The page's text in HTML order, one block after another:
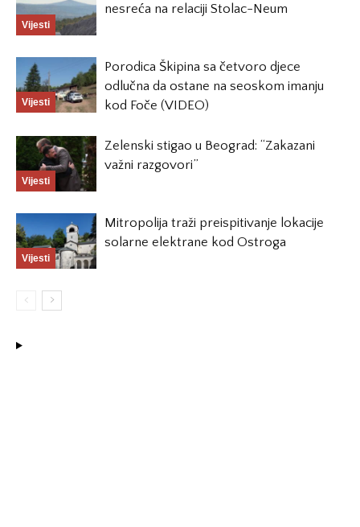
Vijesti
nesreća na relaciji Stolac-Neum
Vijesti
Porodica Škipina sa četvoro djece
odlučna da ostane na seoskom imanju
kod Foče (VIDEO)
Vijesti
Zelenski stigao u Beograd: “Zakazani
važni razgovori”
Vijesti
Mitropolija traži preispitivanje lokacije
solarne elektrane kod Ostroga